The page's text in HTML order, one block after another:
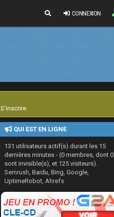
CONNEXION
S'inscrire
QUI EST EN LIGNE
131 utilisateurs actif(s) durant les 15
dernières minutes - (0 membres, dont 0
sont invisible(s), et 125 visiteurs).
Semrush, Baidu, Bing, Google,
UptimeRobot,Ahrefs